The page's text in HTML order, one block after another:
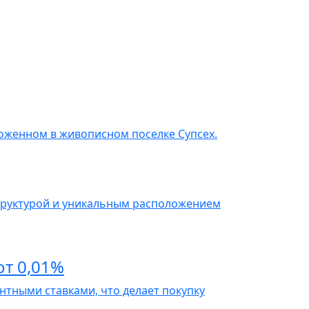
в живописном поселке Супсех.
и уникальным расположением
0,01%
ставками, что делает покупку